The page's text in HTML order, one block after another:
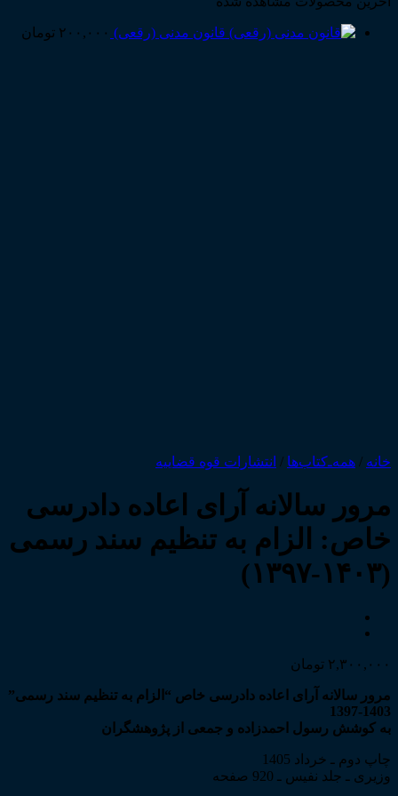
قانون مدنی (رقعی) ۲۰۰,۰۰۰ تومان
خانه / همه‌ـ‌کتاب‌ها / انتشارات قوه قضاییه
مرور سالانه آرای اعاده دادرسی
خاص: الزام به تنظیم سند رسمی
(۱۴۰۳-۱۳۹۷)
۲,۳۰۰,۰۰۰ تومان
مرور سالانه آرای اعاده دادرسی خاص “الزام به تنظیم سند رسمی”
1403-1397
به کوشش رسول احمدزاده و جمعی از پژوهشگران
چاپ دوم ـ خرداد 1405
وزیری ـ جلد نفیس ـ 920 صفحه